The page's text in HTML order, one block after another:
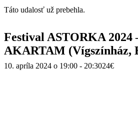
Táto udalosť už prebehla.
Festival ASTORKA
AKARTAM (Vígszínház,
10. apríla 2024 o 19:00 - 20:3024€